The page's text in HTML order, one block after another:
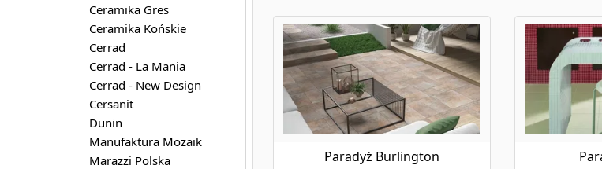
doświadczeniu marki Paradyż oraz wygodzie zakupów na e-
Paradyż Burlington
Paradyż Elegantstone
Paradyż Elia
Paradyż Emilly / Milio
Paradyż Ennis
Paradyż Eremite
Paradyż Feelings
Paradyż Freedom
Paradyż Freeland
Paradyż Gamma / Gammo
Ceramika Gres
Ceramika Końskie
Cerrad
Cerrad - La Mania
Cerrad - New Design
Cersanit
Dunin
Manufaktura Mozaik
Marazzi Polska